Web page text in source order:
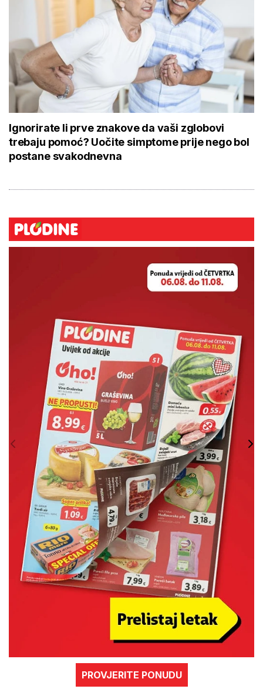
Ignorirate li prve znakove da vaši zglobovi
trebaju pomoć? Uočite simptome prije nego bol
postane svakodnevna
PROVJERITE PONUDU